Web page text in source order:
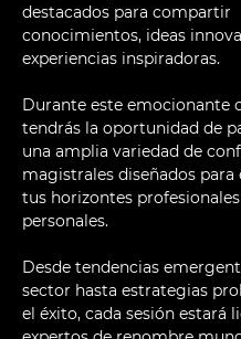
destacados para compartir
conocimientos, ideas
experiencias inspiradoras.
Durante este emocionante
tendrás la oportunidad de
una amplia variedad de
magistrales diseñados para
tus horizontes
personales.
Desde tendencias
sector hasta estrategias
el éxito, cada sesión estará